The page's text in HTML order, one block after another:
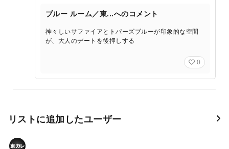
ブルー ルーム／東...へのコメント
神々しいサファイアとトパーズブルーが印象的な空間
が、大人のデートを後押しする
0
リストに追加したユーザー